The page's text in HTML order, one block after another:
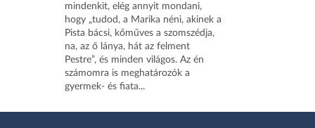
mindenkit, elég annyit mondani,
hogy „tudod, a Marika néni, akinek a
Pista bácsi, kőműves a szomszédja,
na, az ő lánya, hát az felment
Pestre”, és minden világos. Az én
számomra is meghatározók a
gyermek- és fiata...